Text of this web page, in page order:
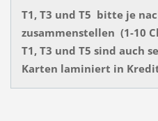
T1, T3 und T5 bitte je
zusammenstellen (1-10
T1, T3 und T5 sind auch
Karten laminiert in